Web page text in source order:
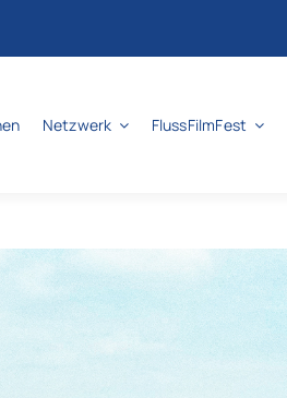
Netzwerk FlussFilmFest